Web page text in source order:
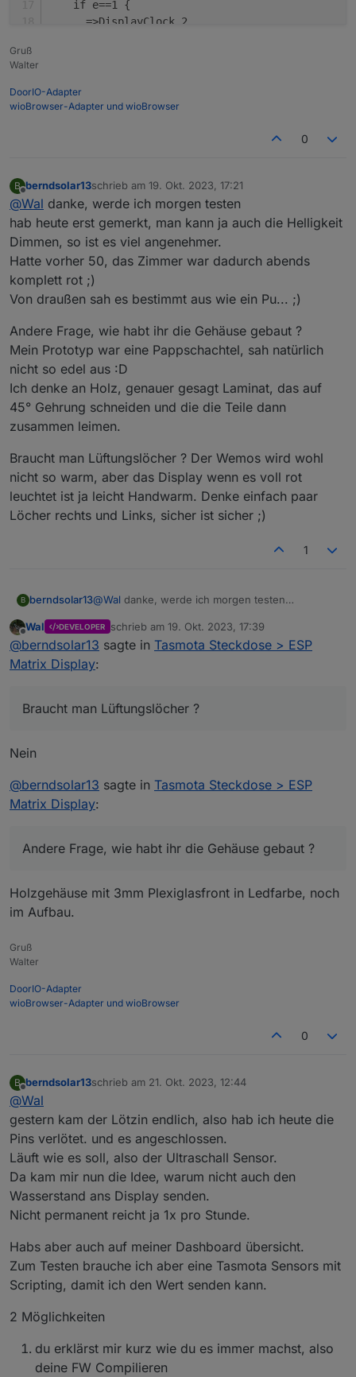
    if e==1 {
      =>DisplayClock 2
}
Gruß
Walter
DoorIO-Adapter
wioBrowser-Adapter und wioBrowser
0
B
Offline
berndsolar13schrieb am 19. Okt. 2023, 17:21
zuletzt editiert von
@Wal danke, werde ich morgen testen
hab heute erst gemerkt, man kann ja auch die Helligkeit
Dimmen, so ist es viel angenehmer.
Hatte vorher 50, das Zimmer war dadurch abends
komplett rot ;)
Von draußen sah es bestimmt aus wie ein Pu... ;)
Andere Frage, wie habt ihr die Gehäuse gebaut ?
Mein Prototyp war eine Pappschachtel, sah natürlich
nicht so edel aus :D
Ich denke an Holz, genauer gesagt Laminat, das auf
45° Gehrung schneiden und die die Teile dann
zusammen leimen.
Braucht man Lüftungslöcher ? Der Wemos wird wohl
nicht so warm, aber das Display wenn es voll rot
leuchtet ist ja leicht Handwarm. Denke einfach paar
Löcher rechts und Links, sicher ist sicher ;)
1
B berndsolar13@Wal danke, werde ich morgen testen
Helligkeit Dimmen, so ist es viel angenehmer.
Hatte vorher 50, das Zimmer war dadurch abends
komplett rot ;)
Andere Frage, wie habt ihr die Gehäuse gebaut ?
Mein Prototyp war eine Pappschachtel, sah
natürlich nicht so edel aus :D
dann zusammen leimen.
Braucht man Lüftungslöcher ? Der Wemos wird
einfach paar Löcher rechts und Links, sicher ist
Offline
Wal DEVELOPER schrieb am 19. Okt. 2023, 17:39
zuletzt editiert von
@berndsolar13 sagte in Tasmota Steckdose > ESP
Matrix Display:
Braucht man Lüftungslöcher ?
Nein
@berndsolar13 sagte in Tasmota Steckdose > ESP
Matrix Display:
Andere Frage, wie habt ihr die Gehäuse gebaut ?
Holzgehäuse mit 3mm Plexiglasfront in Ledfarbe, noch
im Aufbau.
Gruß
Walter
DoorIO-Adapter
wioBrowser-Adapter und wioBrowser
0
B
Offline
berndsolar13schrieb am 21. Okt. 2023, 12:44
zuletzt editiert von
@Wal
gestern kam der Lötzin endlich, also hab ich heute die
Pins verlötet. und es angeschlossen.
Läuft wie es soll, also der Ultraschall Sensor.
Da kam mir nun die Idee, warum nicht auch den
Wasserstand ans Display senden.
Nicht permanent reicht ja 1x pro Stunde.
Habs aber auch auf meiner Dashboard übersicht.
Zum Testen brauche ich aber eine Tasmota Sensors mit
Scripting, damit ich den Wert senden kann.
2 Möglichkeiten
du erklärst mir kurz wie du es immer machst, also
deine FW Compilieren